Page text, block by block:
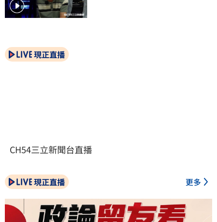
現正直播
CH54三立新聞台直播
現正直播 更多